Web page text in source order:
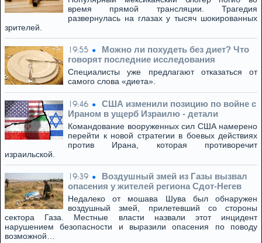
время прямой трансляции. Трагедия
развернулась на глазах у тысяч шокированных
зрителей.
19:55
Можно ли похудеть без диет? Что
говорят последние исследования
Специалисты уже предлагают отказаться от
самого слова «диета».
19:46
США изменили позицию по войне с
Ираном в ущерб Израилю - детали
Командование вооруженных сил США намерено
перейти к новой стратегии в боевых действиях
против Ирана, которая противоречит
израильской.
19:39
Воздушный змей из Газы вызвал
опасения у жителей региона Сдот-Негев
Недалеко от мошава Шува был обнаружен
воздушный змей, прилетевший со стороны
сектора Газа. Местные власти назвали этот инцидент
нарушением безопасности и выразили опасения по поводу
возможной…